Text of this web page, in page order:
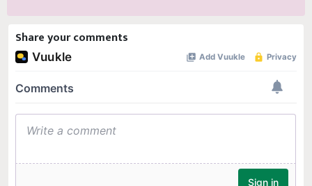
Share your comments